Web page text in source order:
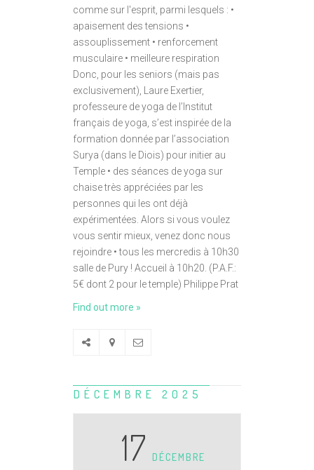
comme sur l'esprit, parmi lesquels : •
apaisement des tensions •
assouplissement • renforcement
musculaire • meilleure respiration
Donc, pour les seniors (mais pas
exclusivement), Laure Exertier,
professeure de yoga de l’Institut
français de yoga, s’est inspirée de la
formation donnée par l’association
Surya (dans le Diois) pour initier au
Temple • des séances de yoga sur
chaise très appréciées par les
personnes qui les ont déjà
expérimentées. Alors si vous voulez
vous sentir mieux, venez donc nous
rejoindre • tous les mercredis à 10h30
salle de Pury ! Accueil à 10h20. (P.A.F.:
5€ dont 2 pour le temple) Philippe Prat
Find out more »
DÉCEMBRE 2025
17 DÉCEMBRE